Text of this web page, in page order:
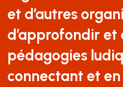
et d’autres
d’approfondir et
pédagogies
connectant et